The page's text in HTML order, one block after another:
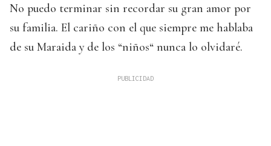
No puedo terminar sin recordar su gran amor por
su familia. El cariño con el que siempre me hablaba
de su Maraida y de los “niños“ nunca lo olvidaré.